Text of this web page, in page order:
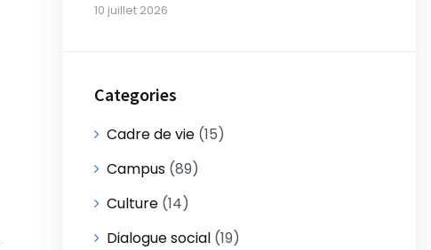
10 juillet 2026
Categories
Cadre de vie (15)
Campus (89)
Culture (14)
Dialogue social (19)